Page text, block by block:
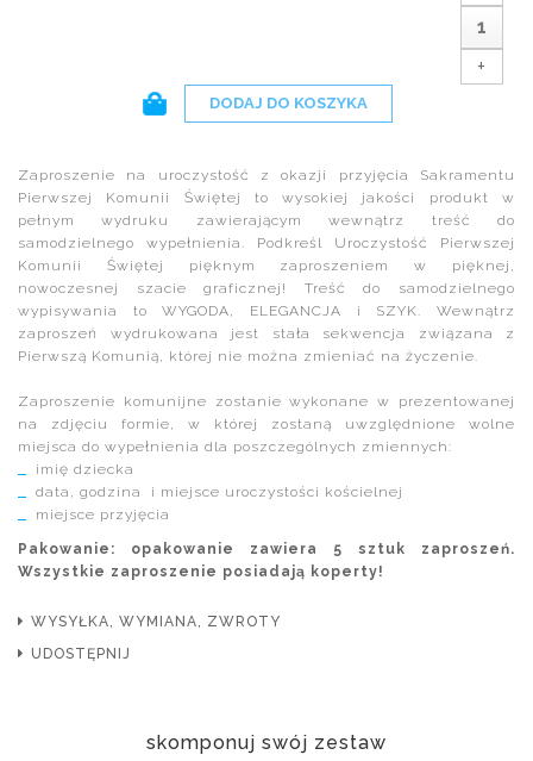
+
DODAJ DO KOSZYKA
Zaproszenie na uroczystość z okazji przyjęcia Sakramentu
Pierwszej Komunii Świętej to wysokiej jakości produkt w
pełnym wydruku zawierającym wewnątrz treść do
samodzielnego wypełnienia. Podkreśl Uroczystość Pierwszej
Komunii Świętej pięknym zaproszeniem w pięknej,
nowoczesnej szacie graficznej! Treść do samodzielnego
wypisywania to WYGODA, ELEGANCJA i SZYK. Wewnątrz
zaproszeń wydrukowana jest stała sekwencja związana z
Pierwszą Komunią, której nie można zmieniać na życzenie.
Zaproszenie komunijne zostanie wykonane w prezentowanej
na zdjęciu formie, w której zostaną uwzględnione wolne
miejsca do wypełnienia dla poszczególnych zmiennych:
imię dziecka
data, godzina i miejsce uroczystości kościelnej
miejsce przyjęcia
Pakowanie: opakowanie zawiera 5 sztuk zaproszeń.
Wszystkie zaproszenie posiadają koperty!
WYSYŁKA, WYMIANA, ZWROTY
UDOSTĘPNIJ
skomponuj swój zestaw